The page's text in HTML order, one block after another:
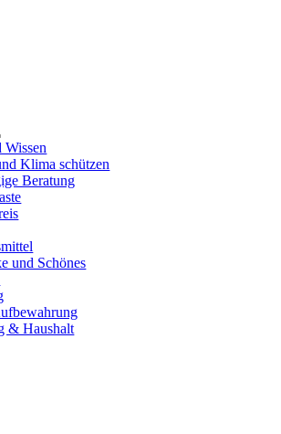
Wissen
Klima schützen
Beratung
und Schönes
& Haushalt